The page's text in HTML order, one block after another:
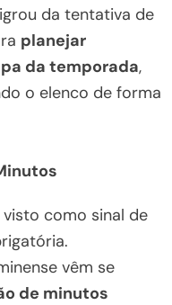
da tentativa de
planejar
da temporada,
o elenco de forma
como sinal de
vêm se
de minutos